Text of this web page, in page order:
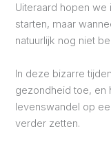
Uiteraard hopen
starten, maar
natuurlijk nog niet
In deze bizarre
gezondheid toe, en
levenswandel op
verder zetten.